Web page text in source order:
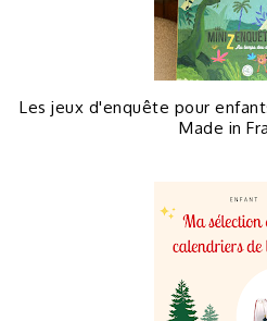
Les jeux d'enquête pour
Made in